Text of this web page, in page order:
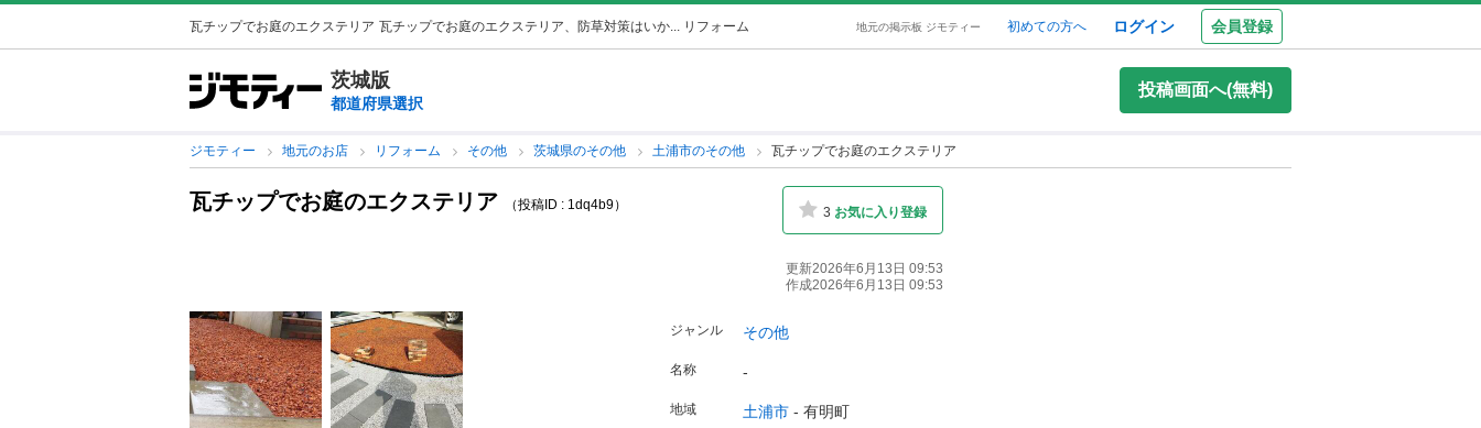
瓦チップでお庭のエクステリア 瓦チップでお庭のエクステリア、防草対策はいか... リフォーム 地元の掲示板 ジモティー 初めての方へ ログイン 会員登録
茨城版
都道府県選択
投稿画面へ(無料)
ジモティー 地元のお店 リフォーム その他 茨城県のその他 土浦市のその他 瓦チップでお庭のエクステリア
瓦チップでお庭のエクステリア （投稿ID : 1dq4b9） 3 お気に入り登録
更新2026年6月13日 09:53
作成2026年6月13日 09:53
ジャンル その他
名称 -
地域 土浦市 - 有明町